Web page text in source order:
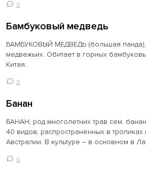
0
Бамбуковый медведь
БАМБУКОВЫЙ МЕДВЕДЬ (большая
медвежьих. Обитает в горных
Китая.
0
Банан
БАНАН, род многолетних трав сем.
40 видов, распространённых в тропиках
Австралии. В культуре – в основном в
0